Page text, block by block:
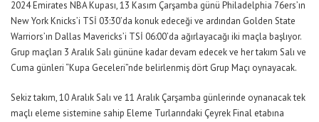
2024 Emirates NBA Kupası, 13 Kasım Çarşamba günü Philadelphia 76ers’ın
New York Knicks’i TSİ 03:30’da konuk edeceği ve ardından Golden State
Warriors’ın Dallas Mavericks’i TSİ 06:00’da ağırlayacağı iki maçla başlıyor.
Grup maçları 3 Aralık Salı gününe kadar devam edecek ve her takım Salı ve
Cuma günleri “Kupa Geceleri”nde belirlenmiş dört Grup Maçı oynayacak.
Sekiz takım, 10 Aralık Salı ve 11 Aralık Çarşamba günlerinde oynanacak tek
maçlı eleme sistemine sahip Eleme Turlarındaki Çeyrek Final etabına